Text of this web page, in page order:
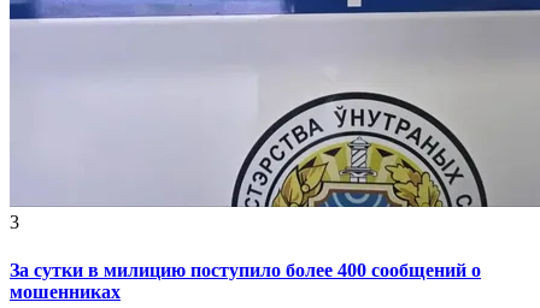
3
За сутки в милицию поступило более 400 сообщений о
мошенниках